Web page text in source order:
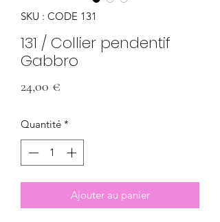
SKU : CODE 131
131 / Collier pendentif
Gabbro
24,00 €
Quantité *
Ajouter au panier